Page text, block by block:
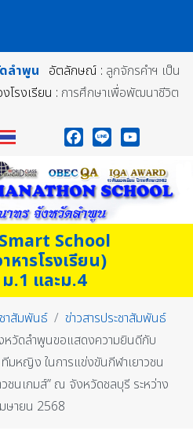
ลำพูน อัตลักษณ์ : ลูกจักรคำฯ เป็น
โรงเรียน : การศึกษาเพื่อพัฒนาชีวิต
School
หารโรงเรียน)
.1 และม.4
าสัมพันธ์
ข่าวสารประชาสัมพันธ์
หวัดลำพูนขอแสดงความยินดีกับ
มหญิง ในการแข่งขันกีฬาเยาวชน
ชนเกมส์” ณ จังหวัดชลบุรี ระหว่าง
ษายน 2568